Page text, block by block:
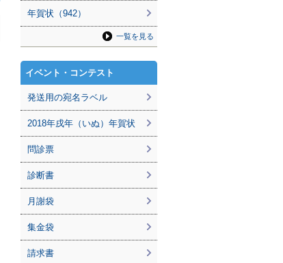
年賀状（942）
一覧を見る
イベント・コンテスト
発送用の宛名ラベル
2018年戌年（いぬ）年賀状
問診票
診断書
月謝袋
集金袋
請求書